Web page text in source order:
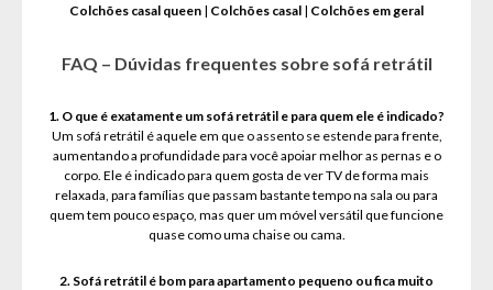
Colchões casal queen | Colchões casal | Colchões em geral
FAQ – Dúvidas frequentes sobre sofá retrátil
1. O que é exatamente um sofá retrátil e para quem ele é indicado?
Um sofá retrátil é aquele em que o assento se estende para frente,
aumentando a profundidade para você apoiar melhor as pernas e o
corpo. Ele é indicado para quem gosta de ver TV de forma mais
relaxada, para famílias que passam bastante tempo na sala ou para
quem tem pouco espaço, mas quer um móvel versátil que funcione
quase como uma chaise ou cama.
2. Sofá retrátil é bom para apartamento pequeno ou fica muito